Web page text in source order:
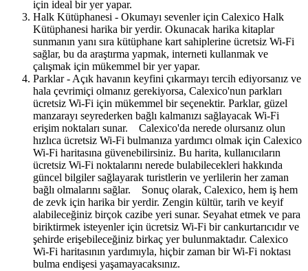
için ideal bir yer yapar.
Halk Kütüphanesi - Okumayı sevenler için Calexico Halk
Kütüphanesi harika bir yerdir. Okunacak harika kitaplar
sunmanın yanı sıra kütüphane kart sahiplerine ücretsiz Wi-Fi
sağlar, bu da araştırma yapmak, interneti kullanmak ve
çalışmak için mükemmel bir yer yapar.
Parklar - Açık havanın keyfini çıkarmayı tercih ediyorsanız ve
hala çevrimiçi olmanız gerekiyorsa, Calexico'nun parkları
ücretsiz Wi-Fi için mükemmel bir seçenektir. Parklar, güzel
manzarayı seyrederken bağlı kalmanızı sağlayacak Wi-Fi
erişim noktaları sunar. Calexico'da nerede olursanız olun
hızlıca ücretsiz Wi-Fi bulmanıza yardımcı olmak için Calexico
Wi-Fi haritasına güvenebilirsiniz. Bu harita, kullanıcıların
ücretsiz Wi-Fi noktalarını nerede bulabilecekleri hakkında
güncel bilgiler sağlayarak turistlerin ve yerlilerin her zaman
bağlı olmalarını sağlar. Sonuç olarak, Calexico, hem iş hem
de zevk için harika bir yerdir. Zengin kültür, tarih ve keyif
alabileceğiniz birçok cazibe yeri sunar. Seyahat etmek ve para
biriktirmek isteyenler için ücretsiz Wi-Fi bir cankurtarıcıdır ve
şehirde erişebileceğiniz birkaç yer bulunmaktadır. Calexico
Wi-Fi haritasının yardımıyla, hiçbir zaman bir Wi-Fi noktası
bulma endişesi yaşamayacaksınız.